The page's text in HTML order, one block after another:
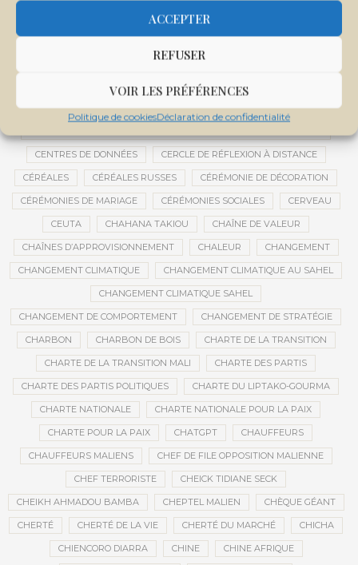
ACCEPTER
REFUSER
VOIR LES PRÉFÉRENCES
Politique de cookiesDéclaration de confidentialité
CENTRALE SOLAIRE DE SANANKOROBA
CENTRE D'INTELLIGENCE ARTIFICIELLE
CENTRE DE SANTÉ COMMUNAUTAIRE
CENTRE INTERNATIONAL DE CONFÉRENCES DE BAMAKO
CENTRE MALI
CENTRES DE DONNÉES CERCLE DE RÉFLEXION À DISTANCE
CÉRÉALES CÉRÉALES RUSSES CÉRÉMONIE DE DÉCORATION
CÉRÉMONIES DE MARIAGE CÉRÉMONIES SOCIALES CERVEAU
CEUTA CHAHANA TAKIOU CHAÎNE DE VALEUR
CHAÎNES D’APPROVISIONNEMENT CHALEUR CHANGEMENT
CHANGEMENT CLIMATIQUE CHANGEMENT CLIMATIQUE AU SAHEL
CHANGEMENT CLIMATIQUE SAHEL
CHANGEMENT DE COMPORTEMENT CHANGEMENT DE STRATÉGIE
CHARBON CHARBON DE BOIS CHARTE DE LA TRANSITION
CHARTE DE LA TRANSITION MALI CHARTE DES PARTIS
CHARTE DES PARTIS POLITIQUES CHARTE DU LIPTAKO-GOURMA
CHARTE NATIONALE CHARTE NATIONALE POUR LA PAIX
CHARTE POUR LA PAIX CHATGPT CHAUFFEURS
CHAUFFEURS MALIENS CHEF DE FILE OPPOSITION MALIENNE
CHEF TERRORISTE CHEICK TIDIANE SECK
CHEIKH AHMADOU BAMBA CHEPTEL MALIEN CHÈQUE GÉANT
CHERTÉ CHERTÉ DE LA VIE CHERTÉ DU MARCHÉ CHICHA
CHIENCORO DIARRA CHINE CHINE AFRIQUE